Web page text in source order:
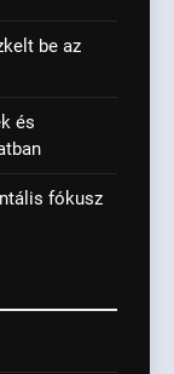
be az
és
fókusz